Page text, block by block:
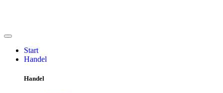
Start
Handel
Handel